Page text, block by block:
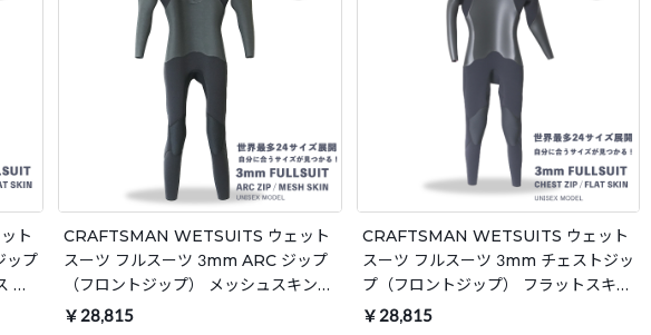
ト
ップ
日
CRAFTSMAN WETSUITS ウェット
スーツ フルスーツ 3mm ARC ジップ
（フロントジップ） メッシュスキン
ラバー ユニセックス 日本製 サーフィ
￥28,815
CRAFTSMAN WETSUITS ウェット
スーツ フルスーツ 3mm チェストジッ
プ（フロントジップ） フラットスキン
ラバー ユニセックス 日本製 サーフィ
￥28,815